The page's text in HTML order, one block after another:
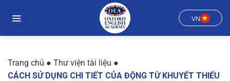
đến
VN
Trang chủ ● Thư viện tài liệu ●
CÁCH SỬ DỤNG CHI TIẾT CỦA ĐỘNG TỪ KHUYẾT THIẾU